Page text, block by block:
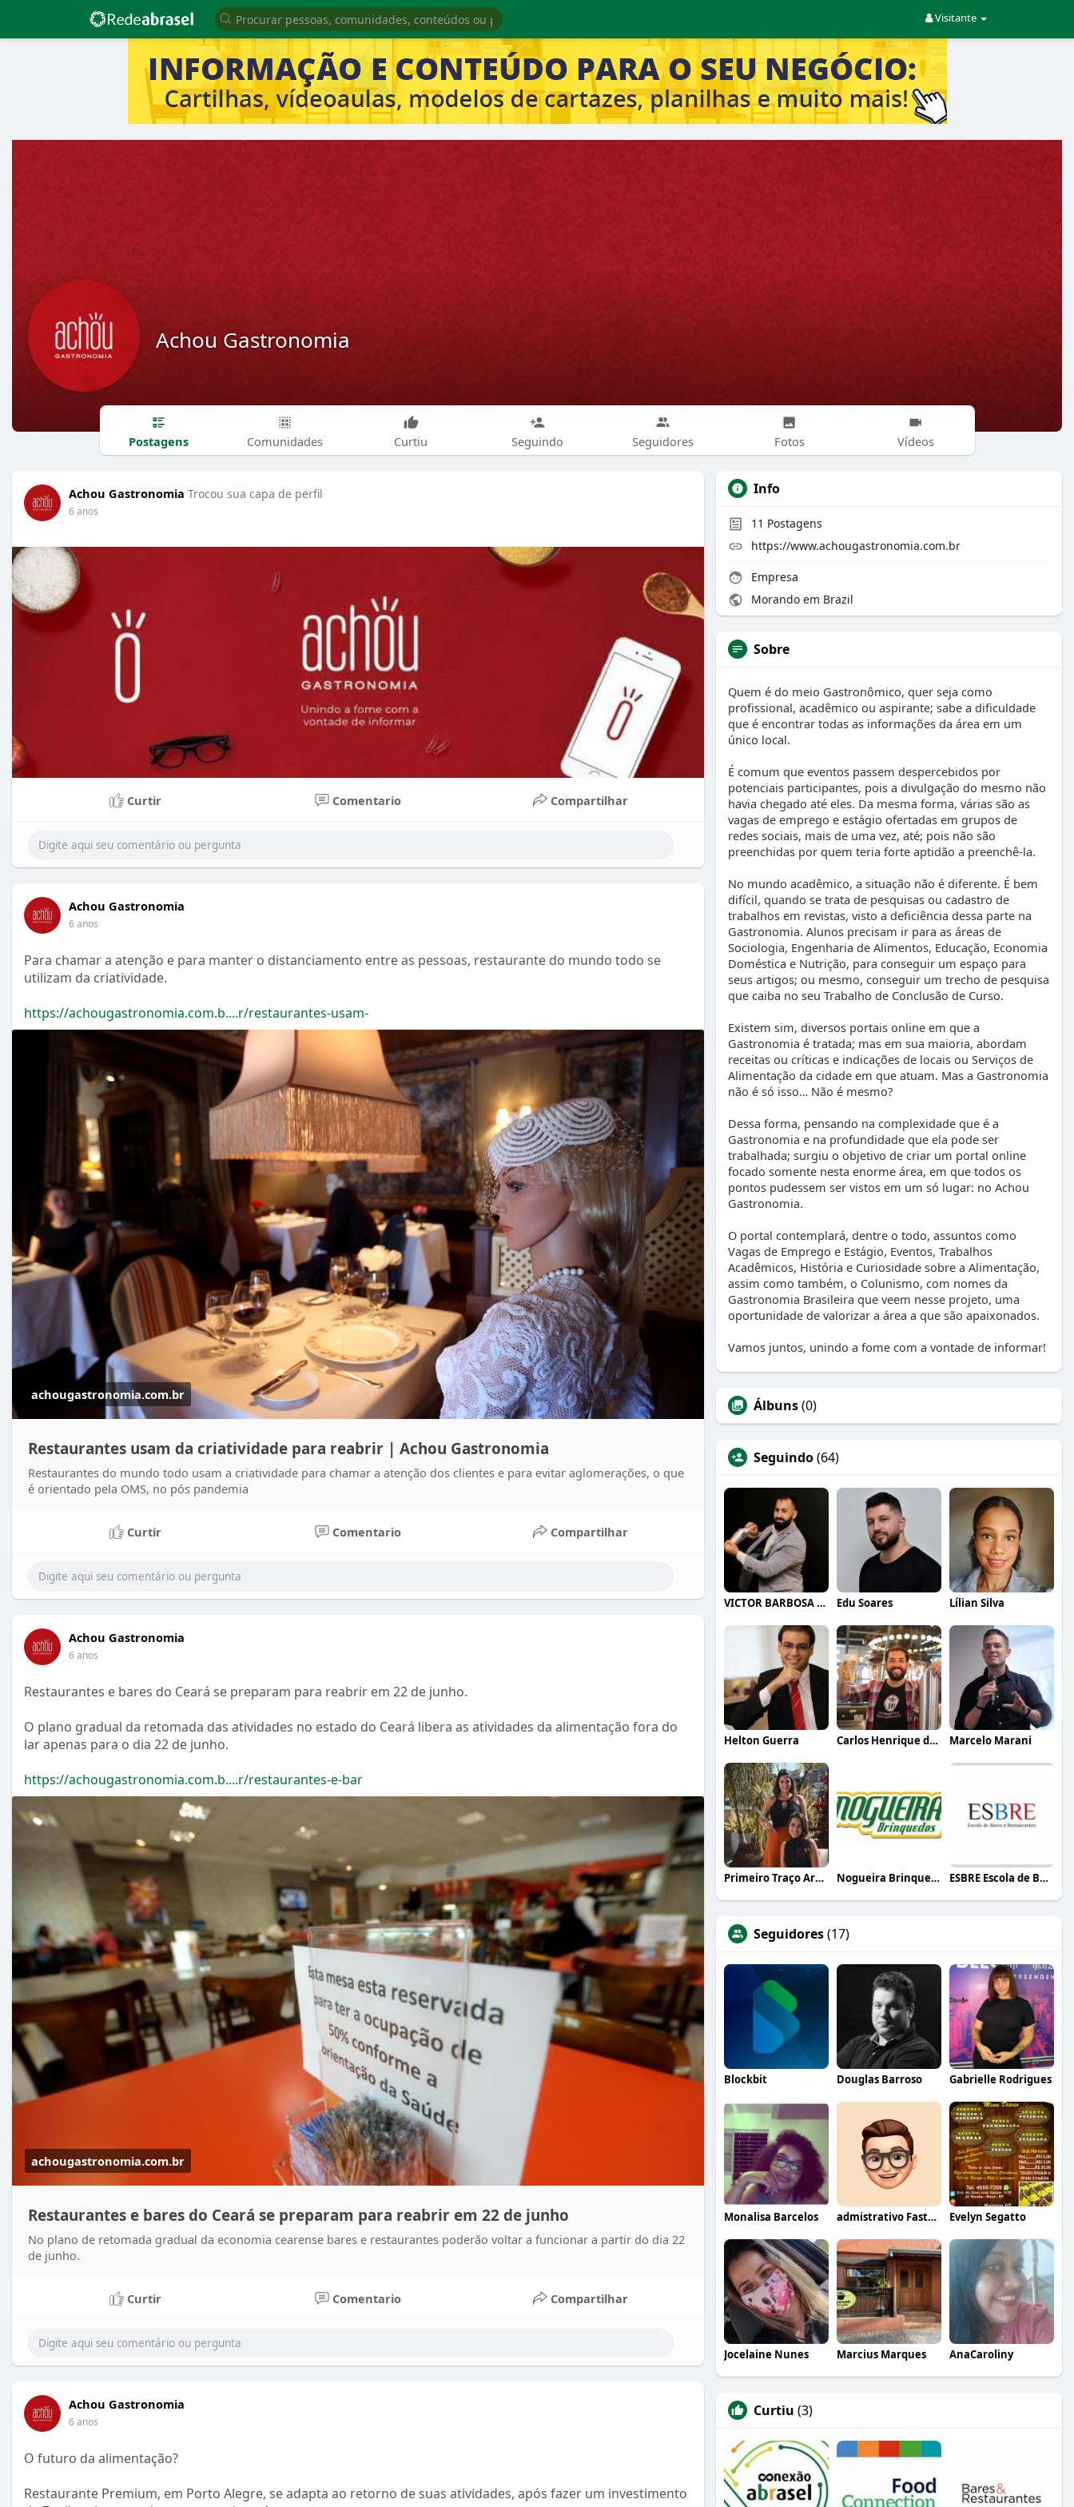
Visitante
Achou Gastronomia
Postagens Comunidades Curtiu Seguindo Seguidores Fotos Vídeos
Achou Gastronomia Trocou sua capa de perfil
6 anos
Curtir Comentario Compartilhar
Achou Gastronomia
6 anos
Para chamar a atenção e para manter o distanciamento entre as pessoas, restaurante do mundo todo se
utilizam da criatividade.
https://achougastronomia.com.b....r/restaurantes-usam-
achougastronomia.com.br
Restaurantes usam da criatividade para reabrir | Achou Gastronomia
Restaurantes do mundo todo usam a criatividade para chamar a atenção dos clientes e para evitar aglomerações, o que
é orientado pela OMS, no pós pandemia
Curtir Comentario Compartilhar
Achou Gastronomia
6 anos
Restaurantes e bares do Ceará se preparam para reabrir em 22 de junho.
O plano gradual da retomada das atividades no estado do Ceará libera as atividades da alimentação fora do
lar apenas para o dia 22 de junho.
https://achougastronomia.com.b....r/restaurantes-e-bar
achougastronomia.com.br
Restaurantes e bares do Ceará se preparam para reabrir em 22 de junho
No plano de retomada gradual da economia cearense bares e restaurantes poderão voltar a funcionar a partir do dia 22
de junho.
Curtir Comentario Compartilhar
Achou Gastronomia
6 anos
O futuro da alimentação?
Restaurante Premium, em Porto Alegre, se adapta ao retorno de suas atividades, após fazer um investimento
Info
11 Postagens
https://www.achougastronomia.com.br
Empresa
Morando em Brazil
Sobre
Quem é do meio Gastronômico, quer seja como
profissional, acadêmico ou aspirante; sabe a dificuldade
que é encontrar todas as informações da área em um
único local.
É comum que eventos passem despercebidos por
potenciais participantes, pois a divulgação do mesmo não
havia chegado até eles. Da mesma forma, várias são as
vagas de emprego e estágio ofertadas em grupos de
redes sociais, mais de uma vez, até; pois não são
preenchidas por quem teria forte aptidão a preenchê-la.
No mundo acadêmico, a situação não é diferente. É bem
difícil, quando se trata de pesquisas ou cadastro de
trabalhos em revistas, visto a deficiência dessa parte na
Gastronomia. Alunos precisam ir para as áreas de
Sociologia, Engenharia de Alimentos, Educação, Economia
Doméstica e Nutrição, para conseguir um espaço para
seus artigos; ou mesmo, conseguir um trecho de pesquisa
que caiba no seu Trabalho de Conclusão de Curso.
Existem sim, diversos portais online em que a
Gastronomia é tratada; mas em sua maioria, abordam
receitas ou críticas e indicações de locais ou Serviços de
Alimentação da cidade em que atuam. Mas a Gastronomia
não é só isso… Não é mesmo?
Dessa forma, pensando na complexidade que é a
Gastronomia e na profundidade que ela pode ser
trabalhada; surgiu o objetivo de criar um portal online
focado somente nesta enorme área, em que todos os
pontos pudessem ser vistos em um só lugar: no Achou
Gastronomia.
O portal contemplará, dentre o todo, assuntos como
Vagas de Emprego e Estágio, Eventos, Trabalhos
Acadêmicos, História e Curiosidade sobre a Alimentação,
assim como também, o Colunismo, com nomes da
Gastronomia Brasileira que veem nesse projeto, uma
oportunidade de valorizar a área a que são apaixonados.
Vamos juntos, unindo a fome com a vontade de informar!
Álbuns(0)
Seguindo(64)
VICTOR BARBOSA QUARANTA Edu Soares Lílian Silva
Helton Guerra Carlos Henrique de Faria Vasconcelos Marcelo Marani
Primeiro Traço Arquitetura Nogueira Brinquedos ESBRE Escola de Bares e Restaurantes
Seguidores(17)
Blockbit Douglas Barroso Gabrielle Rodrigues
Monalisa Barcelos admistrativo Fastemaki temakeria Evelyn Segatto
Jocelaine Nunes Marcius Marques AnaCaroliny
Curtiu (3)